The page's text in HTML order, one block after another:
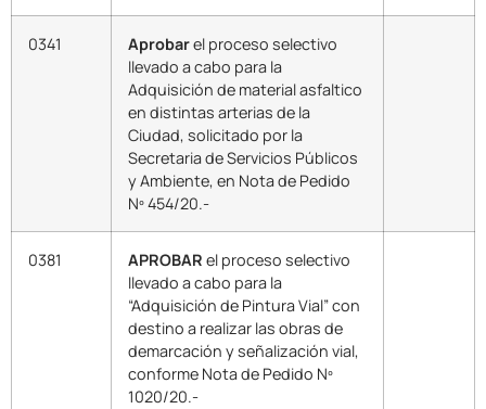
0341 Aprobarel proceso selectivo
llevado a cabo para la
Adquisición de material asfaltico
en distintas arterias de la
Ciudad, solicitado por la
Secretaria de Servicios Públicos
y Ambiente, en Nota de Pedido
Nº 454/20.-
0381 APROBAR el proceso selectivo
llevado a cabo para la
“Adquisición de Pintura Vial” con
destino a realizar las obras de
demarcación y señalización vial,
conforme Nota de Pedido Nº
1020/20.-